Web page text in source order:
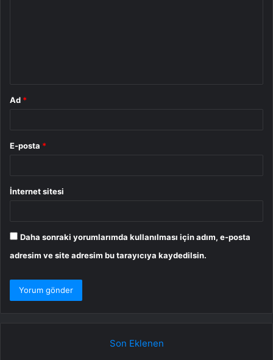
Ad *
E-posta *
İnternet sitesi
Daha sonraki yorumlarımda kullanılması için adım, e-posta
adresim ve site adresim bu tarayıcıya kaydedilsin.
Son Eklenen